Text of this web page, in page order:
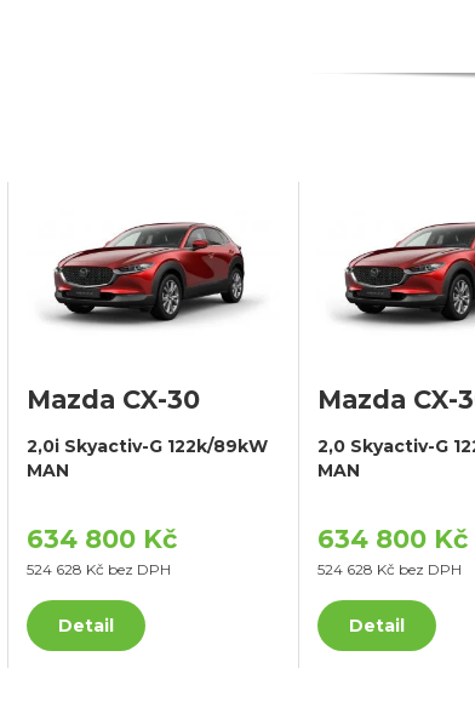
Mazda CX-30
2,0i Skyactiv-G 122k/89kW
MAN
634 800 Kč
524 628 Kč bez DPH
Detail
Mazda CX-
2,0 Skyactiv-G
MAN
634 800 Kč
524 628 Kč bez DPH
Detail